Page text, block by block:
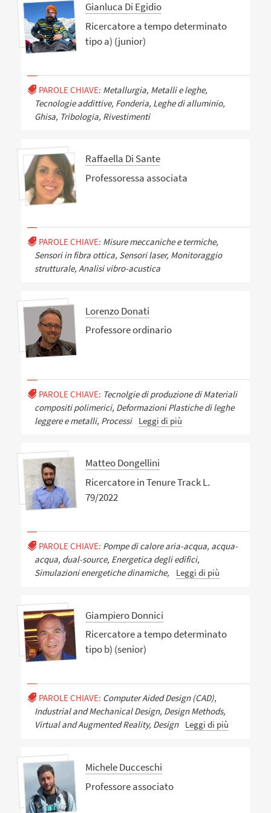
Gianluca Di Egidio
Ricercatore a tempo determinato
tipo a) (junior)
PAROLE CHIAVE: Metallurgia, Metalli e leghe,
Tecnologie addittive, Fonderia, Leghe di alluminio,
Ghisa, Tribologia, Rivestimenti
Raffaella Di Sante
Professoressa associata
PAROLE CHIAVE: Misure meccaniche e termiche,
Sensori in fibra ottica, Sensori laser, Monitoraggio
strutturale, Analisi vibro-acustica
Lorenzo Donati
Professore ordinario
PAROLE CHIAVE: Tecnolgie di produzione di Materiali
compositi polimerici, Deformazioni Plastiche di leghe
leggere e metalli, Processi
Leggi di più
Matteo Dongellini
Ricercatore in Tenure Track L.
79/2022
PAROLE CHIAVE: Pompe di calore aria-acqua, acqua-
acqua, dual-source, Energetica degli edifici,
Simulazioni energetiche dinamiche,
Leggi di più
Giampiero Donnici
Ricercatore a tempo determinato
tipo b) (senior)
PAROLE CHIAVE: Computer Aided Design (CAD),
Industrial and Mechanical Design, Design Methods,
Virtual and Augmented Reality, Design
Leggi di più
Michele Ducceschi
Professore associato